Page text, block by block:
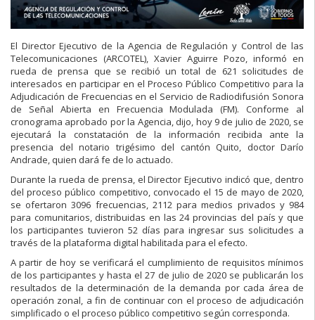
El Director Ejecutivo de la Agencia de Regulación y Control de las
Telecomunicaciones (ARCOTEL), Xavier Aguirre Pozo, informó en
rueda de prensa que se recibió un total de 621 solicitudes de
interesados en participar en el Proceso Público Competitivo para la
Adjudicación de Frecuencias en el Servicio de Radiodifusión Sonora
de Señal Abierta en Frecuencia Modulada (FM). Conforme al
cronograma aprobado por la Agencia, dijo, hoy 9 de julio de 2020, se
ejecutará la constatación de la información recibida ante la
presencia del notario trigésimo del cantón Quito, doctor Darío
Andrade, quien dará fe de lo actuado.
Durante la rueda de prensa, el Director Ejecutivo indicó que, dentro
del proceso público competitivo, convocado el 15 de mayo de 2020,
se ofertaron 3096 frecuencias, 2112 para medios privados y 984
para comunitarios, distribuidas en las 24 provincias del país y que
los participantes tuvieron 52 días para ingresar sus solicitudes a
través de la plataforma digital habilitada para el efecto.
A partir de hoy se verificará el cumplimiento de requisitos mínimos
de los participantes y hasta el 27 de julio de 2020 se publicarán los
resultados de la determinación de la demanda por cada área de
operación zonal, a fin de continuar con el proceso de adjudicación
simplificado o el proceso público competitivo según corresponda.